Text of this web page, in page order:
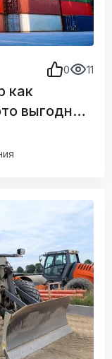
0 11
как
выгоднее